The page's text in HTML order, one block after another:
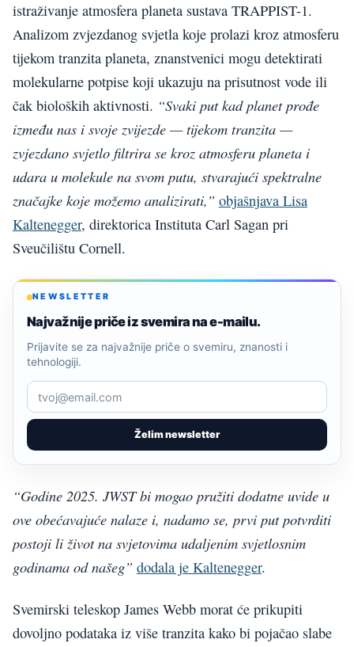
istraživanje atmosfera planeta sustava TRAPPIST-1.
Analizom zvjezdanog svjetla koje prolazi kroz atmosferu
tijekom tranzita planeta, znanstvenici mogu detektirati
molekularne potpise koji ukazuju na prisutnost vode ili
čak bioloških aktivnosti. “Svaki put kad planet prođe
između nas i svoje zvijezde — tijekom tranzita —
zvjezdano svjetlo filtrira se kroz atmosferu planeta i
udara u molekule na svom putu, stvarajući spektralne
značajke koje možemo analizirati,” objašnjava Lisa
Kaltenegger, direktorica Instituta Carl Sagan pri
Sveučilištu Cornell.
NEWSLETTER
Najvažnije priče iz svemira na e-mailu.
Želim newsletter
Prijavite se za najvažnije priče o svemiru, znanosti i
tehnologiji.
“Godine 2025. JWST bi mogao pružiti dodatne uvide u
ove obećavajuće nalaze i, nadamo se, prvi put potvrditi
postoji li život na svjetovima udaljenim svjetlosnim
godinama od našeg” dodala je Kaltenegger.
Svemirski teleskop James Webb morat će prikupiti
dovoljno podataka iz više tranzita kako bi pojačao slabe